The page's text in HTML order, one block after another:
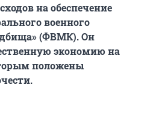
на обеспечение
военного
(ФВМК). Он
экономию на
положены